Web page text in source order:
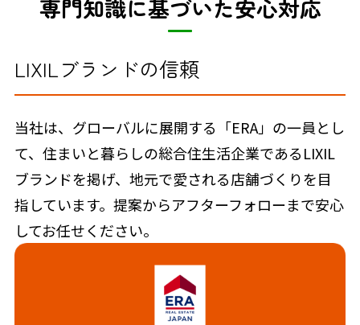
専門知識に基づいた安心対応
LIXILブランドの信頼
当社は、グローバルに展開する「ERA」の一員とし
て、住まいと暮らしの総合住生活企業であるLIXIL
ブランドを掲げ、地元で愛される店舗づくりを目
指しています。提案からアフターフォローまで安心
してお任せください。